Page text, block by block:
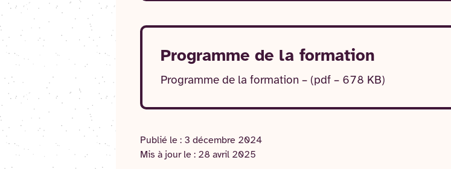
Programme de la formation
Programme de la formation – (pdf – 678 KB)
Publié le : 3 décembre 2024
Mis à jour le : 28 avril 2025